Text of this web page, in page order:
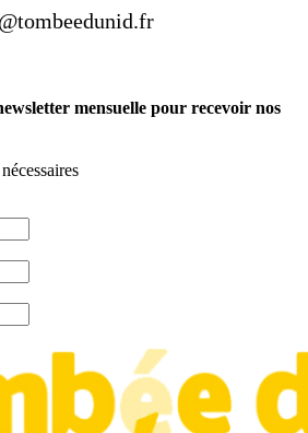
mensuelle pour recevoir nos